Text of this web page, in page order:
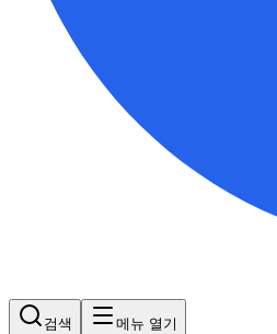
검색 메뉴 열기